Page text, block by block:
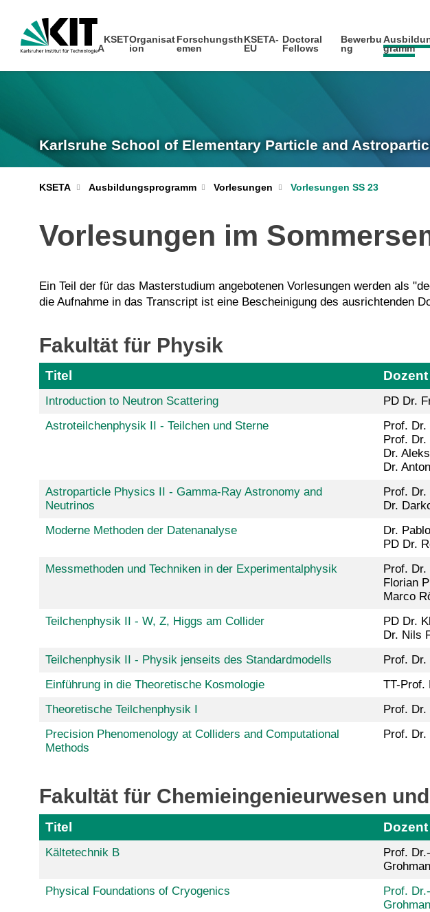
KSET
A
Organisat
ion
Forschungsth
emen
KSETA-
EU
Doctoral
Fellows
Bewerbu
ng
gramm
Karlsruhe School of Elementary Particle and
KSETA Ausbildungsprogramm Vorlesungen Vorlesungen SS 23
Vorlesungen im
Ein Teil der für das Masterstudium angebotenen Vorlesungen werden als
die Aufnahme in das Transcript ist eine Bescheinigung des ausrichtenden
Fakultät für Physik
Titel Dozent
Introduction to Neutron Scattering PD Dr.
Astroteilchenphysik II - Teilchen und Sterne
Prof.
Prof.
Dr.
Dr.
Astroparticle Physics II - Gamma-Ray Astronomy and
Neutrinos
Prof. Dr.
Dr.
Moderne Methoden der Datenanalyse
Dr.
PD Dr.
Messmethoden und Techniken in der Experimentalphysik
Prof.
Florian
Marco
Teilchenphysik II - W, Z, Higgs am Collider
PD Dr.
Dr. Nils
Teilchenphysik II - Physik jenseits des Standardmodells Prof.
Einführung in die Theoretische Kosmologie
TT-Prof.
Theoretische Teilchenphysik I
Prof.
Precision Phenomenology at Colliders and Computational
Methods
Prof.
Fakultät für Chemieingenieurwesen
Titel Dozent
Kältetechnik B
Prof.
Physical Foundations of Cryogenics
Prof.